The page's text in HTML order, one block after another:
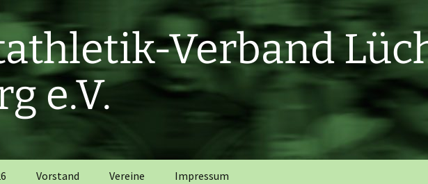
Verband
e.V.
Vorstand Vereine Impressum